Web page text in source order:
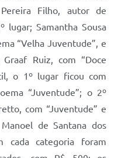
Filho, autor de
lugar; Samantha Sousa
“Velha Juventude”, e
Ruiz, com “Doce
o 1º lugar ficou com
“Juventude”; o 2º
com “Juventude” e
de Santana dos
cada categoria foram